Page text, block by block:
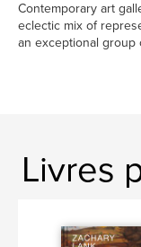
Contemporary art
eclectic mix of
an exceptional group
Livres